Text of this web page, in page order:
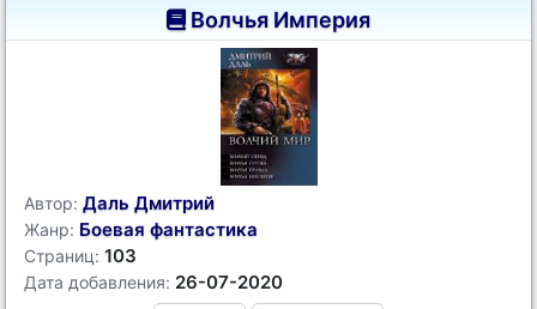
Волчья Империя
Автор: Даль Дмитрий
Жанр: Боевая фантастика
Страниц: 103
Дата добавления: 26-07-2020